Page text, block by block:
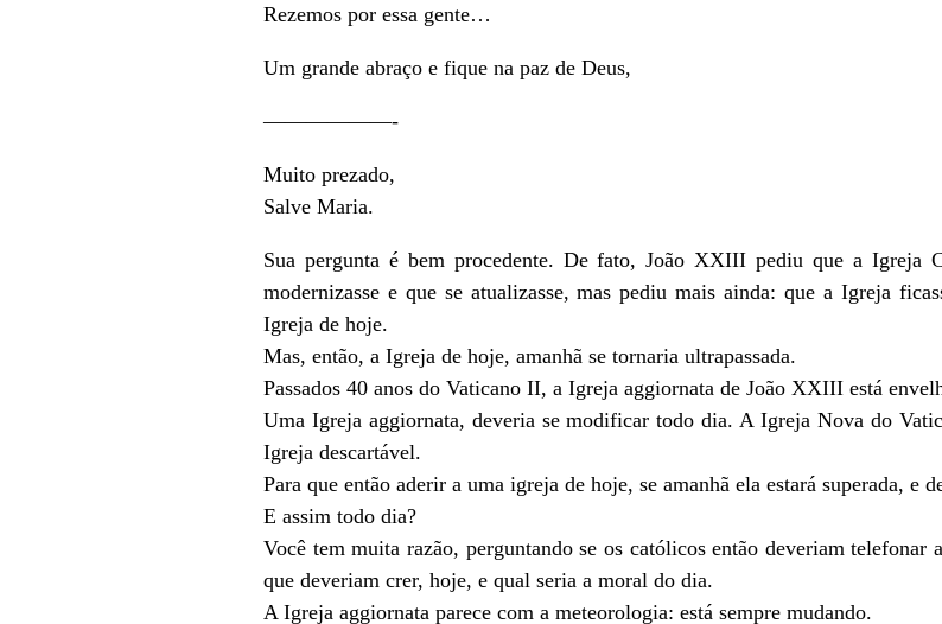
Rezemos por essa gente…
Um grande abraço e fique na paz de Deus,
——————-
Muito prezado,
Salve Maria.
Sua pergunta é bem procedente. De fato, João XXIII pediu que a Igreja
modernizasse e que se atualizasse, mas pediu mais ainda: que a Igreja
Igreja de hoje.
Mas, então, a Igreja de hoje, amanhã se tornaria ultrapassada.
Passados 40 anos do Vaticano II, a Igreja aggiornata de João XXIII está
Uma Igreja aggiornata, deveria se modificar todo dia. A Igreja Nova do
Igreja descartável.
Para que então aderir a uma igreja de hoje, se amanhã ela estará superada, e
E assim todo dia?
Você tem muita razão, perguntando se os católicos então deveriam telefonar
que deveriam crer, hoje, e qual seria a moral do dia.
A Igreja aggiornata parece com a meteorologia: está sempre mudando.